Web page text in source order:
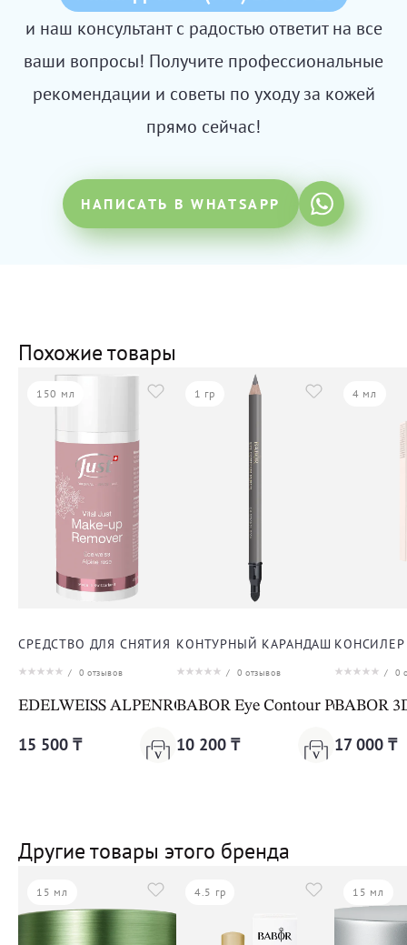
и наш консультант с радостью ответит на все
ваши вопросы! Получите профессиональные
рекомендации и советы по уходу за кожей
прямо сейчас!
НАПИСАТЬ В WHATSAPP
Похожие товары
150 мл
СРЕДСТВО ДЛЯ СНЯТИЯ МАКИЯЖА ДЛЯ ЛИЦА
/ 0 отзывов
EDELWEISS ALPENROSE MAKE UP REMOVER
15 500 ₸
1 гр
КОНТУРНЫЙ КАРАНДАШ ДЛЯ ВЕК
/ 0 отзывов
BABOR Eye Contour Pencil 04
10 200 ₸
4 мл
/ 0
BABOR
17 000 ₸
Другие товары этого бренда
15 мл 4.5 гр 15 мл